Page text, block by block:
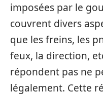
imposées par le
couvrent divers
que les freins, les
feux, la direction,
répondent pas ne
légalement. Cette